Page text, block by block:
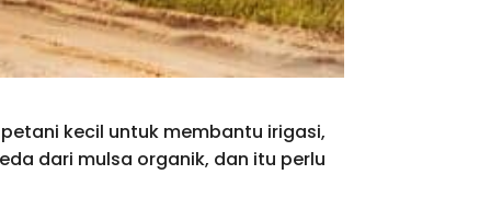
kecil untuk membantu irigasi,
dari mulsa organik, dan itu perlu